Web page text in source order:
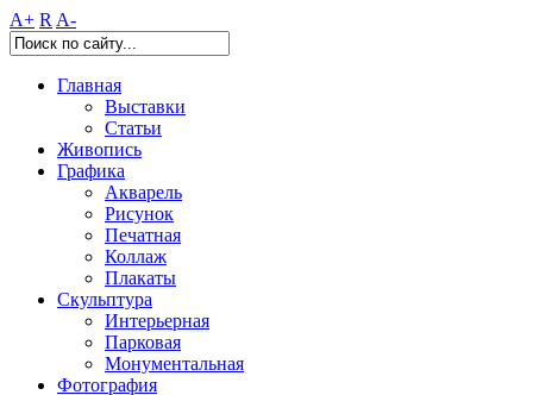
A+ R A-
Главная
Выставки
Статьи
Живопись
Графика
Акварель
Рисунок
Печатная
Коллаж
Плакаты
Скульптура
Интерьерная
Парковая
Монументальная
Фотография